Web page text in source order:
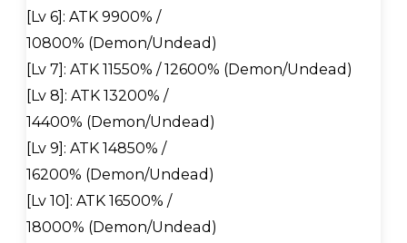
[Lv 6]: ATK 9900% /
10800% (Demon/Undead)
[Lv 7]: ATK 11550% / 12600% (Demon/Undead)
[Lv 8]: ATK 13200% /
14400% (Demon/Undead)
[Lv 9]: ATK 14850% /
16200% (Demon/Undead)
[Lv 10]: ATK 16500% /
18000% (Demon/Undead)